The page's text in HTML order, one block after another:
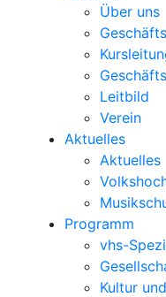
Über uns
Leitbild
Verein
Aktuelles
Aktuelles
Programm
vhs-
Kultur